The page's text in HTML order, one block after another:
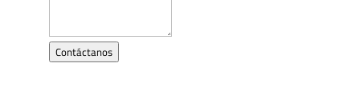
Contáctanos